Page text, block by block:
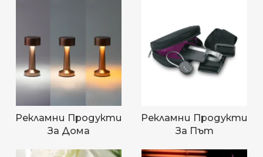
Рекламни Продукти
За Дома
Рекламни Продукти
За Път